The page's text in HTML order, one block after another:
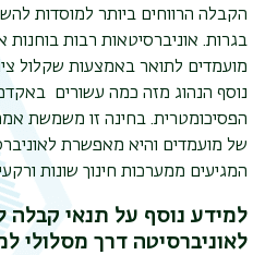
הקבלה הרווחים ביותר למוסדות
בגרות. אוניברסיטאות רבות
מועמדים לתואר באמצעות שקלול
נוסף הנהוג מזה כמה עשורים
הפסיכומטרית. בחינה זו משמשת
של מועמדים והיא מאפשרת
המגיעים ממערכות חינוך שונות
למידע נוסף על תנאי קבלה
לאוניברסיטה דרך מסלולי